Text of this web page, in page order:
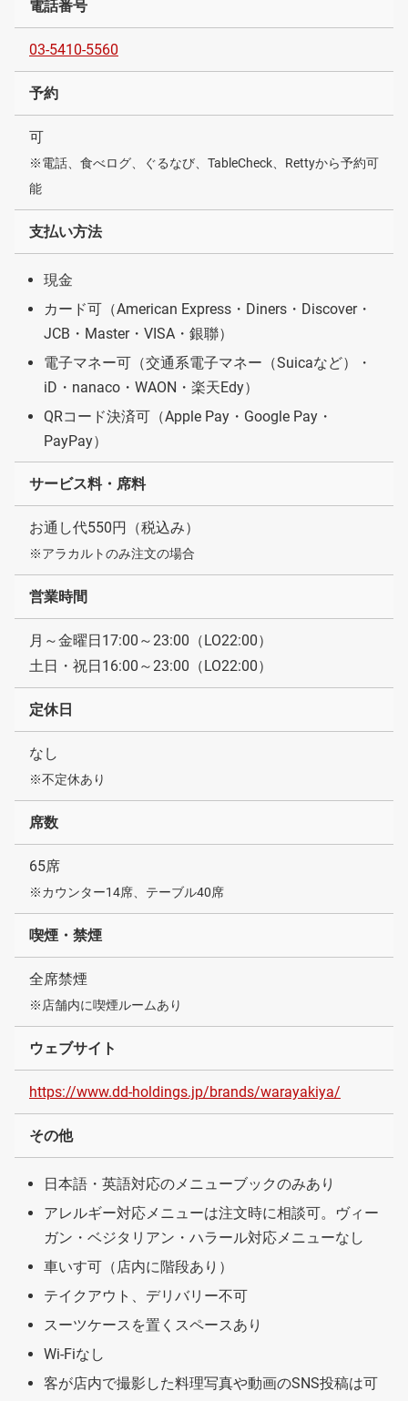
電話番号
03-5410-5560
予約
可
※電話、食べログ、ぐるなび、TableCheck、Rettyから予約可
能
支払い方法
現金
カード可（American Express・Diners・Discover・
JCB・Master・VISA・銀聯）
電子マネー可（交通系電子マネー（Suicaなど）・
iD・nanaco・WAON・楽天Edy）
QRコード決済可（Apple Pay・Google Pay・
PayPay）
サービス料・席料
お通し代550円（税込み）
※アラカルトのみ注文の場合
営業時間
月～金曜日17:00～23:00（LO22:00）
土日・祝日16:00～23:00（LO22:00）
定休日
なし
※不定休あり
席数
65席
※カウンター14席、テーブル40席
喫煙・禁煙
全席禁煙
※店舗内に喫煙ルームあり
ウェブサイト
https://www.dd-holdings.jp/brands/warayakiya/
その他
日本語・英語対応のメニューブックのみあり
アレルギー対応メニューは注文時に相談可。ヴィー
ガン・ベジタリアン・ハラール対応メニューなし
車いす可（店内に階段あり）
テイクアウト、デリバリー不可
スーツケースを置くスペースあり
Wi-Fiなし
客が店内で撮影した料理写真や動画のSNS投稿は可